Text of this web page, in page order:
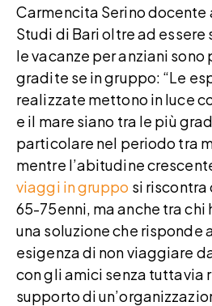
Carmencita Serino docente
Studi di Bari oltre ad
le vacanze per anziani
gradite se in gruppo: “Le
realizzate mettono in luce
e il mare siano tra le più
particolare nel periodo tra
mentre l’abitudine
viaggi in gruppo si riscontra
65-75enni, ma anche tra chi
una soluzione che risponde
esigenza di non viaggiare
con gli amici senza tuttavia
supporto di